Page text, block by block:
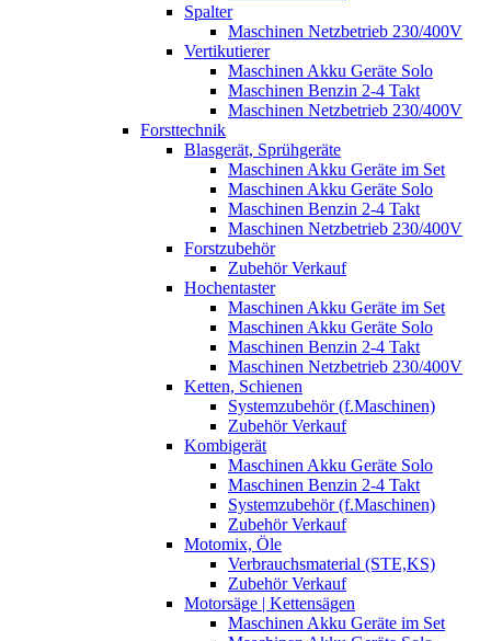
Spalter
Maschinen Netzbetrieb 230/400V
Vertikutierer
Maschinen Akku Geräte Solo
Maschinen Benzin 2-4 Takt
Maschinen Netzbetrieb 230/400V
Forsttechnik
Blasgerät, Sprühgeräte
Maschinen Akku Geräte im Set
Maschinen Akku Geräte Solo
Maschinen Benzin 2-4 Takt
Maschinen Netzbetrieb 230/400V
Forstzubehör
Zubehör Verkauf
Hochentaster
Maschinen Akku Geräte im Set
Maschinen Akku Geräte Solo
Maschinen Benzin 2-4 Takt
Maschinen Netzbetrieb 230/400V
Ketten, Schienen
Systemzubehör (f.Maschinen)
Zubehör Verkauf
Kombigerät
Maschinen Akku Geräte Solo
Maschinen Benzin 2-4 Takt
Systemzubehör (f.Maschinen)
Zubehör Verkauf
Motomix, Öle
Verbrauchsmaterial (STE,KS)
Zubehör Verkauf
Motorsäge | Kettensägen
Maschinen Akku Geräte im Set